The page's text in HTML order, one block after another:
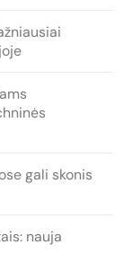
gali skonis
nauja